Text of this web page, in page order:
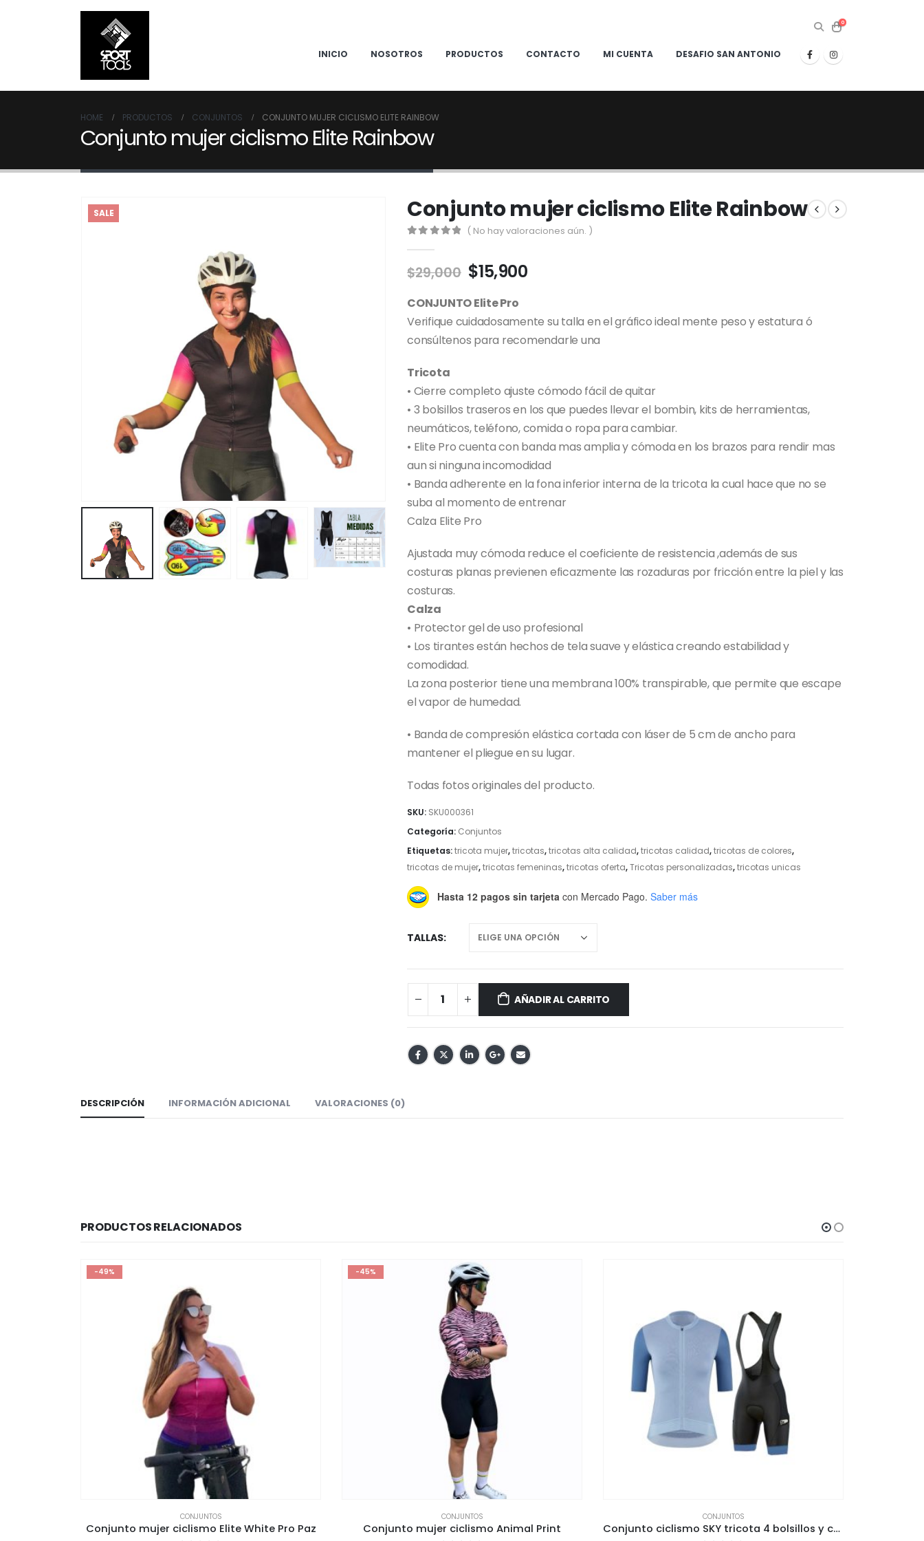
0
INICIO NOSOTROS PRODUCTOS CONTACTO MI CUENTA DESAFIO SAN ANTONIO
HOME PRODUCTOS CONJUNTOS CONJUNTO MUJER CICLISMO ELITE RAINBOW
Conjunto mujer ciclismo Elite Rainbow
SALE Conjunto mujer ciclismo Elite Rainbow
( No hay valoraciones aún. )
$29,000 El
precio
original
era:
$29,000.
$15,900El
es:
$15,900.
CONJUNTO Elite Pro
Verifique cuidadosamente su talla en el gráfico ideal mente peso y estatura ó
consúltenos para recomendarle una
Tricota
• Cierre completo ajuste cómodo fácil de quitar
• 3 bolsillos traseros en los que puedes llevar el bombin, kits de herramientas,
neumáticos, teléfono, comida o ropa para cambiar.
• Elite Pro cuenta con banda mas amplia y cómoda en los brazos para rendir mas
aun si ninguna incomodidad
• Banda adherente en la fona inferior interna de la tricota la cual hace que no se
suba al momento de entrenar
Calza Elite Pro
Ajustada muy cómoda reduce el coeficiente de resistencia ,además de sus
costuras planas previenen eficazmente las rozaduras por fricción entre la piel y las
costuras.
Calza
• Protector gel de uso profesional
• Los tirantes están hechos de tela suave y elástica creando estabilidad y
comodidad.
La zona posterior tiene una membrana 100% transpirable, que permite que escape
el vapor de humedad.
• Banda de compresión elástica cortada con láser de 5 cm de ancho para
mantener el pliegue en su lugar.
Todas fotos originales del producto.
SKU: SKU000361
Categoría: Conjuntos
Etiquetas:tricota mujer,tricotas,tricotas alta calidad,tricotas calidad,tricotas de colores,
tricotas de mujer,tricotas femeninas,tricotas oferta,Tricotas personalizadas,tricotas unicas
Hasta 12 pagos sin tarjeta con Mercado Pago. Saber más
TALLAS
AÑADIR AL CARRITO
DESCRIPCIÓN INFORMACIÓN ADICIONAL VALORACIONES (0)
PRODUCTOS RELACIONADOS
-49%
CONJUNTOS
Conjunto mujer ciclismo Elite White Pro Paz
-45%
CONJUNTOS
Conjunto mujer ciclismo Animal Print
CONJUNTOS
Conjunto ciclismo SKY tricota 4 bolsillos y calza con bolsillo costuras reforzadas